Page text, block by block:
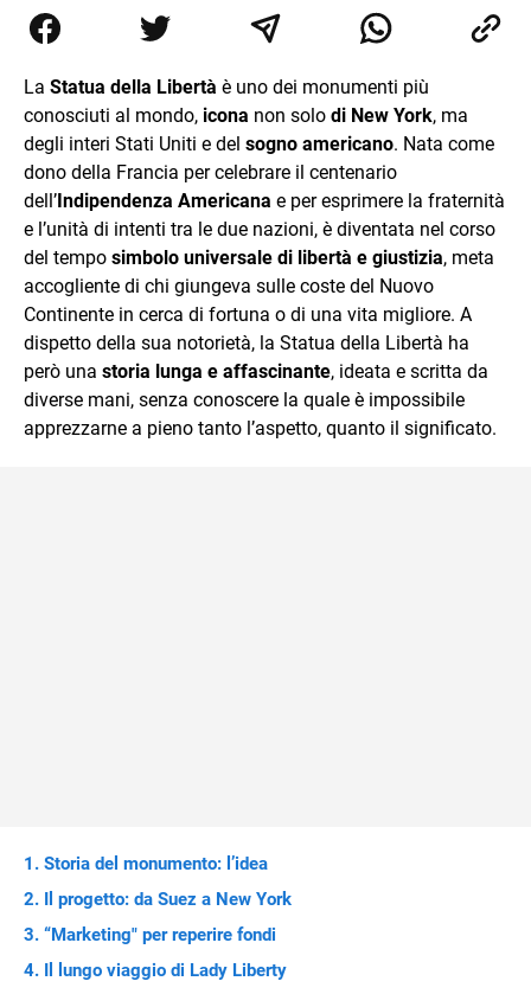
Giornalismo conseguiti alla Luiss, ho associato la
passione per la scrittura a quello per lo studio
imprenditore di me stesso.
La Statua della Libertà è uno dei monumenti più
conosciuti al mondo, icona non solo di New York, ma
degli interi Stati Uniti e del sogno americano. Nata come
dono della Francia per celebrare il centenario
dell’Indipendenza Americana e per esprimere la fraternità
e l’unità di intenti tra le due nazioni, è diventata nel corso
del tempo simbolo universale di libertà e giustizia, meta
accogliente di chi giungeva sulle coste del Nuovo
Continente in cerca di fortuna o di una vita migliore. A
dispetto della sua notorietà, la Statua della Libertà ha
però una storia lunga e affascinante, ideata e scritta da
diverse mani, senza conoscere la quale è impossibile
apprezzarne a pieno tanto l’aspetto, quanto il significato.
Storia del monumento: l’idea
Il progetto: da Suez a New York
“Marketing" per reperire fondi
Il lungo viaggio di Lady Liberty